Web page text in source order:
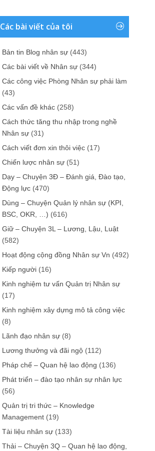
Các bài viết của tôi
Bản tin Blog nhân sự (443)
Các bài viết về Nhân sự (344)
Các công việc Phòng Nhân sự phải làm
(43)
Các vấn đề khác (258)
Cách thức tăng thu nhập trong nghề
Nhân sự (31)
Cách viết đơn xin thôi việc (17)
Chiến lược nhân sự (51)
Dạy – Chuyện 3Đ – Đánh giá, Đào tạo,
Động lực (470)
Dùng – Chuyện Quản lý nhân sự (KPI,
BSC, OKR, …) (616)
Giữ – Chuyện 3L – Lương, Lậu, Luật
(582)
Hoạt động cộng đồng Nhân sự Vn (492)
Kiếp người (16)
Kinh nghiệm tư vấn Quản trị Nhân sự
(17)
Kinh nghiệm xây dựng mô tả công việc
(8)
Lãnh đạo nhân sự (8)
Lương thưởng và đãi ngộ (112)
Pháp chế – Quan hệ lao động (136)
Phát triển – đào tạo nhân sự nhân lực
(56)
Quản trị tri thức – Knowledge
Management (19)
Tài liệu nhân sự (133)
Thải – Chuyện 3Q – Quan hệ lao động,